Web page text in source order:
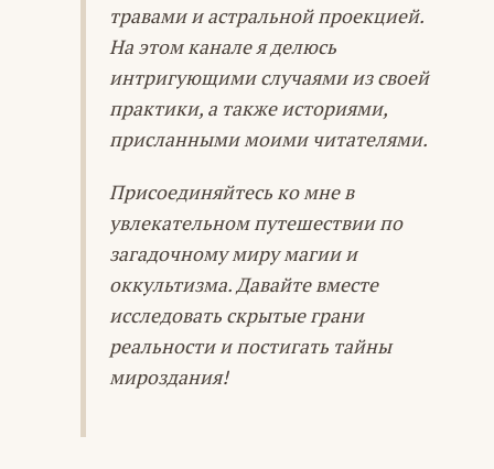
травами и астральной проекцией.
На этом канале я делюсь
интригующими случаями из своей
практики, а также историями,
присланными моими читателями.
Присоединяйтесь ко мне в
увлекательном путешествии по
загадочному миру магии и
оккультизма. Давайте вместе
исследовать скрытые грани
реальности и постигать тайны
мироздания!